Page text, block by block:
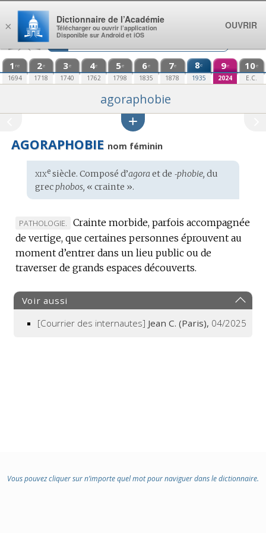
Aller au contenu
1 re
1694
2e
1718
3e
1740
4e
1762
5e
1798
6e
1835
7e
1878
8e
1935
9e
2024
10e
E.C.
agoraphobie
AGORAPHOBIE nom féminin
Étymologie
:
xixesiècle. Composé d’agoraet de ‑phobie, du
grecphobos, « crainte ».
MARQUE
DE
DOMAINE
:
PATHOLOGIE.
Crainte morbide, parfois accompagnée
de vertige, que certaines personnes éprouvent au
moment d’entrer dans un lieu public ou de
traverser de grands espaces découverts.
Voir aussi
[Courrier des internautes] Jean C. (Paris), 04/2025
Vous pouvez cliquer sur n’importe quel mot pour naviguer dans le dictionnaire.
×
Dictionnaire de l’Académie
Télécharger ou ouvrir l’application
Disponible sur Android et iOS
OUVRIR